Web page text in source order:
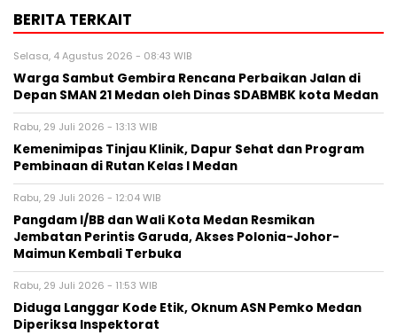
BERITA TERKAIT
Selasa, 4 Agustus 2026 - 08:43 WIB
Warga Sambut Gembira Rencana Perbaikan Jalan di
Depan SMAN 21 Medan oleh Dinas SDABMBK kota Medan
Rabu, 29 Juli 2026 - 13:13 WIB
Kemenimipas Tinjau Klinik, Dapur Sehat dan Program
Pembinaan di Rutan Kelas I Medan
Rabu, 29 Juli 2026 - 12:04 WIB
Pangdam I/BB dan Wali Kota Medan Resmikan
Jembatan Perintis Garuda, Akses Polonia-Johor-
Maimun Kembali Terbuka
Rabu, 29 Juli 2026 - 11:53 WIB
Diduga Langgar Kode Etik, Oknum ASN Pemko Medan
Diperiksa Inspektorat